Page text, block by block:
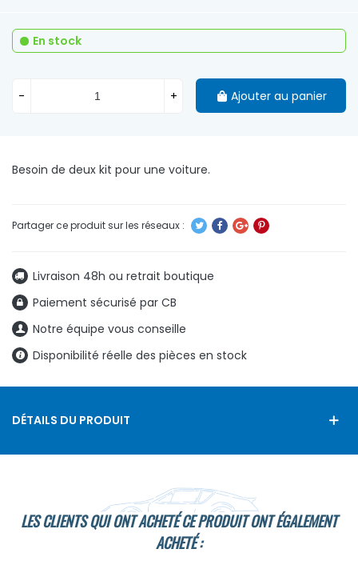
Besoin de deux kit pour une voiture.
Livraison 48h ou retrait boutique
Paiement sécurisé par CB
Notre équipe vous conseille
Disponibilité réelle des pièces en stock
En stock
- + Ajouter au panier
DÉTAILS DU PRODUIT
LES CLIENTS QUI ONT ACHETÉ CE PRODUIT ONT ÉGALEMENT
ACHETÉ :